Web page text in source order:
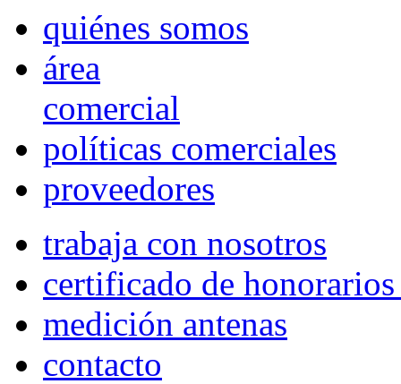
quiénes somos
área
comercial
políticas comerciales
proveedores
trabaja con nosotros
certificado de
medición antenas
contacto